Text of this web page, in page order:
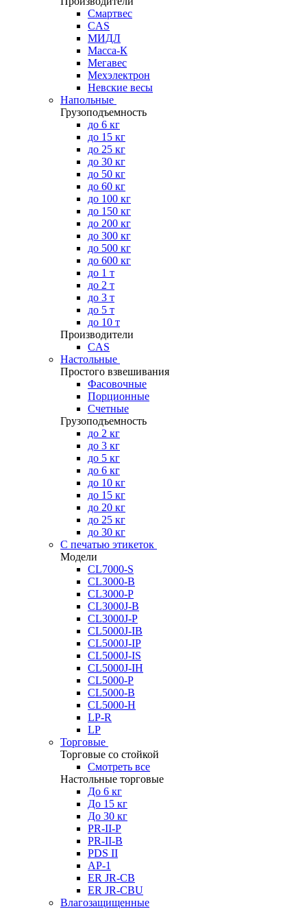
Смартвес
CAS
МИДЛ
Масса-К
Мегавес
Мехэлектрон
Невские весы
Напольные
Грузоподъемность
до 6 кг
до 15 кг
до 25 кг
до 30 кг
до 50 кг
до 60 кг
до 100 кг
до 150 кг
до 200 кг
до 300 кг
до 500 кг
до 600 кг
до 1 т
до 2 т
до 3 т
до 5 т
до 10 т
Производители
CAS
Настольные
Простого взвешивания
Фасовочные
Порционные
Счетные
Грузоподъемность
до 2 кг
до 3 кг
до 5 кг
до 6 кг
до 10 кг
до 15 кг
до 20 кг
до 25 кг
до 30 кг
С печатью этикеток
Модели
CL7000-S
CL3000-B
CL3000-P
CL3000J-B
CL3000J-P
CL5000J-IB
CL5000J-IP
CL5000J-IS
CL5000J-IH
CL5000-P
CL5000-B
CL5000-H
LP-R
LP
Торговые
Торговые со стойкой
Смотреть все
Настольные торговые
До 6 кг
До 15 кг
До 30 кг
PR-II-P
PR-II-B
PDS II
AP-1
ER JR-CB
ER JR-CBU
Влагозащищенные